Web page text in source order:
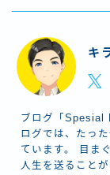
キ
ブログ「Spesial
ログでは、たっ
ています。 目ま
人生を送ること